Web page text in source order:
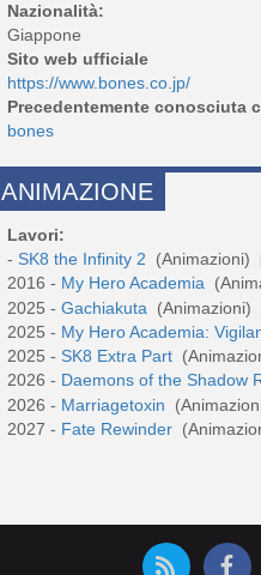
Nazionalità:
Giappone
Sito web ufficiale
https://www.bones.co.jp/
Precedentemente conosciuta
bones
ANIMAZIONE
Lavori:
- SK8 the Infinity 2
(Animazioni)
2016 - My Hero Academia
2025 -Gachiakuta
(Animazioni)
2025 - My Hero Academia:
2025 - SK8 Extra Part
2026 - Daemons of the Shadow
2026 - Marriagetoxin
2027 - Fate Rewinder